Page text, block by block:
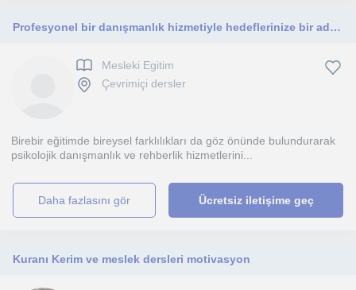
Profesyonel bir danışmanlık hizmetiyle hedeflerinize bir adım daha yaklasabilirsiniz.
Mesleki Egitim
Çevrimiçi dersler
Birebir eğitimde bireysel farklılıkları da göz önünde bulundurarak
psikolojik danışmanlık ve rehberlik hizmetlerini...
daha fazlasını gör Ücretsiz iletişime geç
Kuranı Kerim ve meslek dersleri motivasyon